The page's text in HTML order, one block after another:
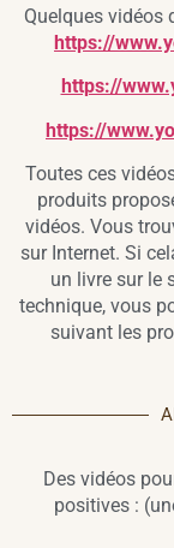
Quelques vidéos
https://
https://
https://
Toutes ces
produits
vidéos. Vous
sur Internet. Si
un livre sur le
technique, vous
suivant les
Des vidéos
positives :